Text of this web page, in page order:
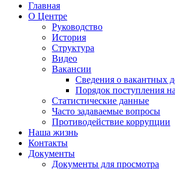
Главная
О Центре
Руководство
История
Структура
Видео
Вакансии
Сведения о вакантных
Порядок поступления
Статистические данные
Часто задаваемые вопросы
Противодействие коррупции
Наша жизнь
Контакты
Документы
Документы для просмотра